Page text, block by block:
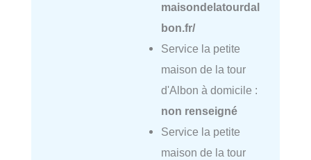
maisondelatourdal
bon.fr/
Service la petite
maison de la tour
d'Albon à domicile :
non renseigné
Service la petite
maison de la tour